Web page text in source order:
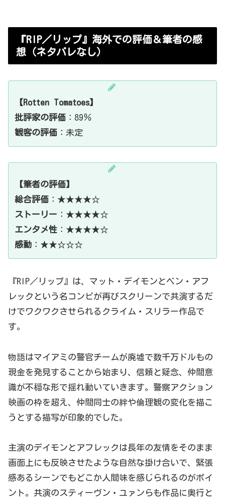
『RIP／リップ』海外での評価＆筆者の感
想（ネタバレなし）
【Rotten Tomatoes】
批評家の評価 ：89％
観客の評価 ：未定
【筆者の評価】
総合評価 ：★★★★☆
ストーリー ：★★★★☆
エンタメ性 ：★★★★☆
感動 ：★★☆☆☆
『RIP／リップ』は、マット・デイモンとベン・アフ
レックという名コンビが再びスクリーンで共演するだ
けでワクワクさせられるクライム・スリラー作品で
す。
物語はマイアミの警官チームが廃墟で数千万ドルもの
現金を発見することから始まり、信頼と疑念、仲間意
識が不穏な形で揺れ動いていきます。警察アクション
映画の枠を超え、仲間同士の絆や倫理観の変化を描こ
うとする描写が印象的でした。
主演のデイモンとアフレックは長年の友情をそのまま
画面上にも反映させたような自然な掛け合いで、緊張
感あるシーンでもどこか人間味を感じられるのがポイ
ント。共演のスティーヴン・ユァンらも作品に奥行と